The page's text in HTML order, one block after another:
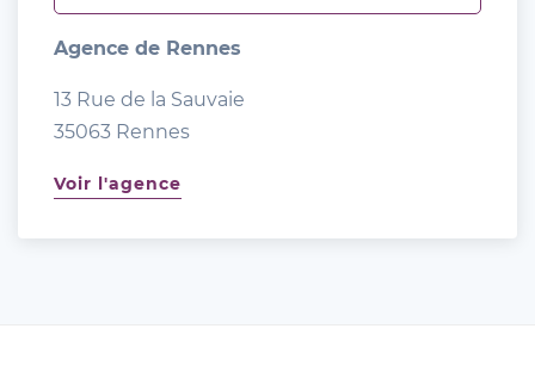
Agence de Rennes
13 Rue de la Sauvaie
35063 Rennes
Voir l'agence